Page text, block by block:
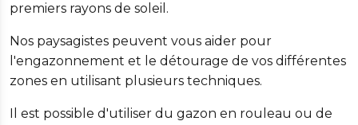
premiers rayons de soleil.
Nos paysagistes peuvent vous aider pour
l'engazonnement et le détourage de vos différentes
zones en utilisant plusieurs techniques.
Il est possible d'utiliser du gazon en rouleau ou de